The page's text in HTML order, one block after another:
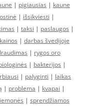
| pigiausias | kaune
| išsikviesti |
| taksi | paslaugos |
kainos | darbas švedijoje
| rygos oro
| bakterijos |
| palyginti | laikas
| problema | kvapai |
| sprendžiamos